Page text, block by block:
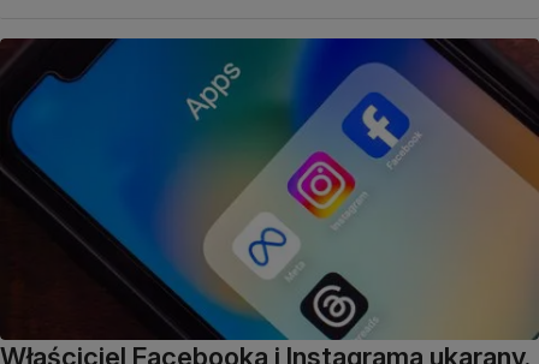
Właściciel Facebooka i Instagrama ukarany.